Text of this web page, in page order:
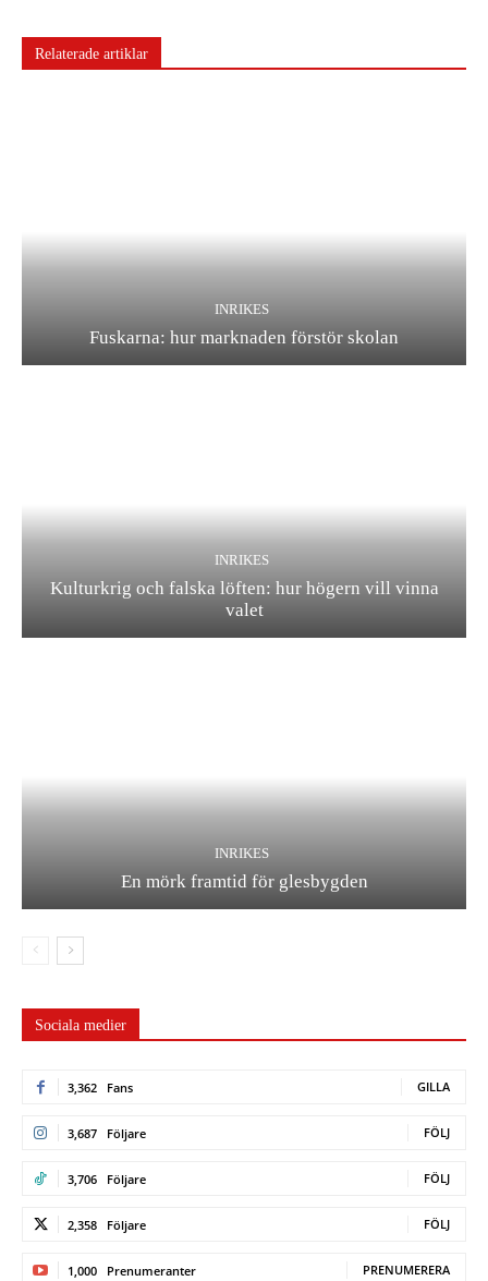
Relaterade artiklar
INRIKES
Fuskarna: hur marknaden förstör skolan
INRIKES
Kulturkrig och falska löften: hur högern vill vinna
valet
INRIKES
En mörk framtid för glesbygden
Sociala medier
3,362 Fans GILLA
3,687 Följare FÖLJ
3,706 Följare FÖLJ
2,358 Följare FÖLJ
1,000 Prenumeranter PRENUMERERA